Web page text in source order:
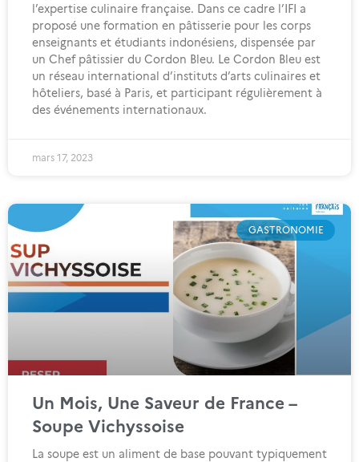
l’expertise culinaire française. Dans ce cadre l’IFI a
proposé une formation en pâtisserie pour les corps
enseignants et étudiants indonésiens, dispensée par
un Chef pâtissier du Cordon Bleu. Le Cordon Bleu est
un réseau international d’instituts d’arts culinaires et
hôteliers, basé à Paris, et participant régulièrement à
des événements internationaux.
mars 17, 2023
GASTRONOMIE
Un Mois, Une Saveur de France –
Soupe Vichyssoise
La soupe est un aliment de base pouvant typiquement